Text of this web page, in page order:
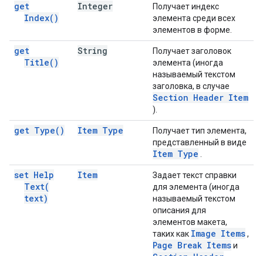
get
Index( )
Integer
Получает индекс
элемента среди всех
элементов в форме.
get
Title( )
String
Получает заголовок
элемента (иногда
называемый текстом
заголовка, в случае
Section Header Item
).
get Type( ) Item Type
Получает тип элемента,
представленный в виде
Item Type
set Help
Text(
text)
Item
Задает текст справки
для элемента (иногда
называемый текстом
описания для
элементов макета,
таких как Image Items,
Page Break Itemsи